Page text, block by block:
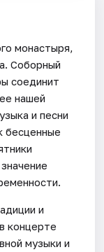
монастыря,
Соборный
соединит
нашей
и песни
бесценные
и
концерте
музыки и